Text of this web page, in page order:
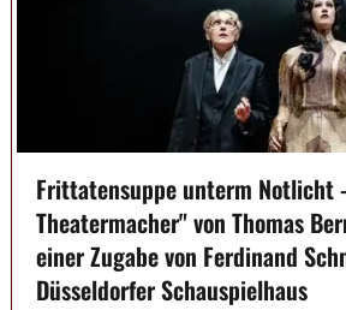
Frittatensuppe unterm Notlicht
Theatermacher" von Thomas
einer Zugabe von Ferdinand
Düsseldorfer Schauspielhaus